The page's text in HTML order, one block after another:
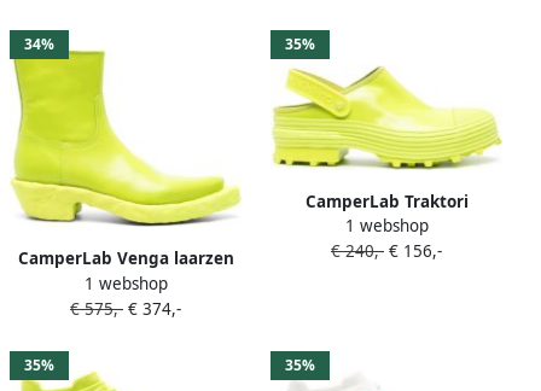
34%
CamperLab Venga laarzen
met chunky zool Groen
1 webshop
€ 575,- € 374,-
35%
CamperLab Traktori
klompen Groen
1 webshop
€ 240,- € 156,-
35% 35%